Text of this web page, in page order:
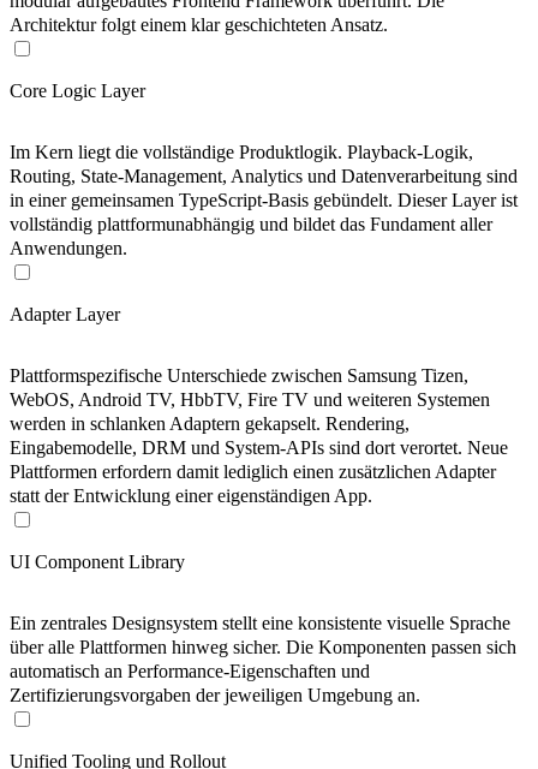
Architektur folgt einem klar geschichteten Ansatz.
Core Logic Layer
Im Kern liegt die vollständige Produktlogik. Playback-Logik,
Routing, State-Management, Analytics und Datenverarbeitung sind
in einer gemeinsamen TypeScript-Basis gebündelt. Dieser Layer ist
vollständig plattformunabhängig und bildet das Fundament aller
Anwendungen.
Adapter Layer
Plattformspezifische Unterschiede zwischen Samsung Tizen,
WebOS, Android TV, HbbTV, Fire TV und weiteren Systemen
werden in schlanken Adaptern gekapselt. Rendering,
Eingabemodelle, DRM und System-APIs sind dort verortet. Neue
Plattformen erfordern damit lediglich einen zusätzlichen Adapter
statt der Entwicklung einer eigenständigen App.
UI Component Library
Ein zentrales Designsystem stellt eine konsistente visuelle Sprache
über alle Plattformen hinweg sicher. Die Komponenten passen sich
automatisch an Performance-Eigenschaften und
Zertifizierungsvorgaben der jeweiligen Umgebung an.
Unified Tooling und Rollout